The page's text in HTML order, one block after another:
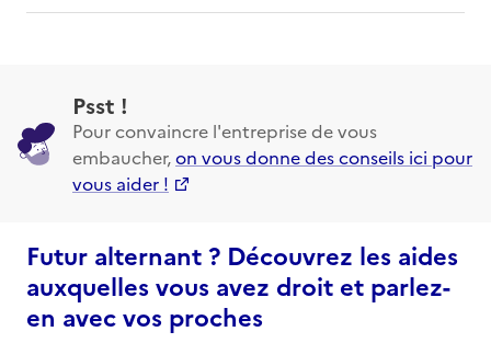
Psst !
Pour convaincre l'entreprise de vous
embaucher,on vous donne des conseils ici pour
vous aider !
Futur alternant ? Découvrez les aides
auxquelles vous avez droit et parlez-
en avec vos proches